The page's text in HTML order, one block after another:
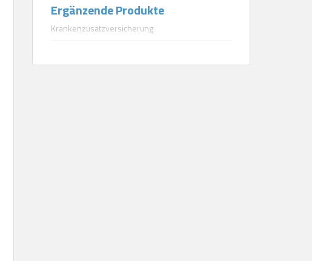
Ergänzende Produkte
Krankenzusatzversicherung